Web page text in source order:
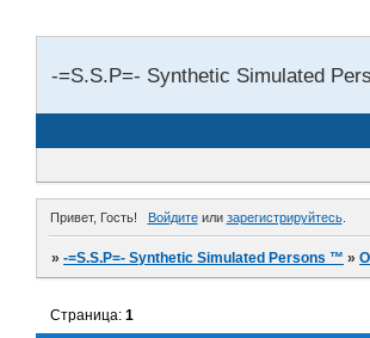
-=S.S.P=- Synthetic Simulated
Привет, Гость! Войдитеили зарегистрируйтесь.
»-=S.S.P=- Synthetic Simulated Persons ™ »
Страница:1